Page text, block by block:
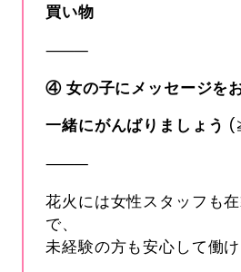
買い物
⸻
④ 女の子にメッセージを
一緒にがんばりましょう
⸻
花火には女性スタッフも
で、
未経験の方も安心して働